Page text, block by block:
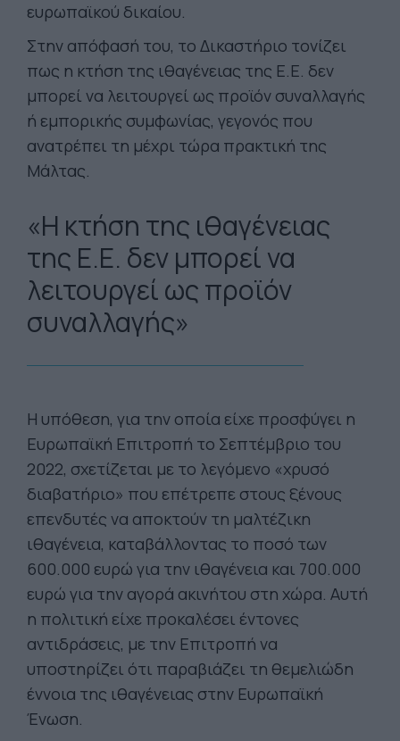
ευρωπαϊκού δικαίου.
Στην απόφασή του, το Δικαστήριο τονίζει
πως η κτήση της ιθαγένειας της Ε.Ε. δεν
μπορεί να λειτουργεί ως προϊόν συναλλαγής
ή εμπορικής συμφωνίας, γεγονός που
ανατρέπει τη μέχρι τώρα πρακτική της
Μάλτας.
«Η κτήση της ιθαγένειας
της Ε.Ε. δεν μπορεί να
λειτουργεί ως προϊόν
συναλλαγής»
Η υπόθεση, για την οποία είχε προσφύγει η
Ευρωπαϊκή Επιτροπή το Σεπτέμβριο του
2022, σχετίζεται με το λεγόμενο «χρυσό
διαβατήριο» που επέτρεπε στους ξένους
επενδυτές να αποκτούν τη μαλτέζικη
ιθαγένεια, καταβάλλοντας το ποσό των
600.000 ευρώ για την ιθαγένεια και 700.000
ευρώ για την αγορά ακινήτου στη χώρα. Αυτή
η πολιτική είχε προκαλέσει έντονες
αντιδράσεις, με την Επιτροπή να
υποστηρίζει ότι παραβιάζει τη θεμελιώδη
έννοια της ιθαγένειας στην Ευρωπαϊκή
Ένωση.